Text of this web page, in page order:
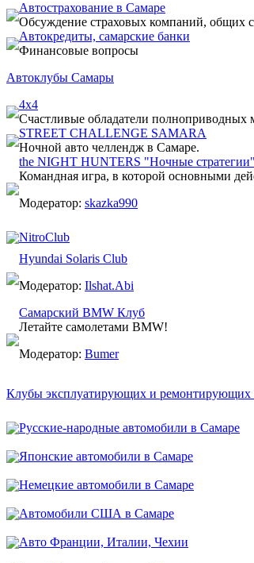
Автострахование в Самаре
Обсуждение страховых компаний, общих
Автокредиты, самарские банки
Финансовые вопросы
Автоклубы Самары
4х4
Счастливые обладатели полноприводных
STREET CHALLENGE SAMARA
Ночной авто челлендж в Самаре.
the NIGHT HUNTERS "Ночные стратегии"
Командная игра, в которой основными
Модератор: skazka990
NitroClub
Hyundai Solaris Club
Модератор: Ilshat.Abi
Самарский BMW Клуб
Летайте самолетами BMW!
Модератор: Bumer
Клубы эксплуатирующих и ремонтирующих
Русские-народные автомобили в Самаре
Японские автомобили в Самаре
Немецкие автомобили в Самаре
Автомобили США в Самаре
Авто Франции, Италии, Чехии